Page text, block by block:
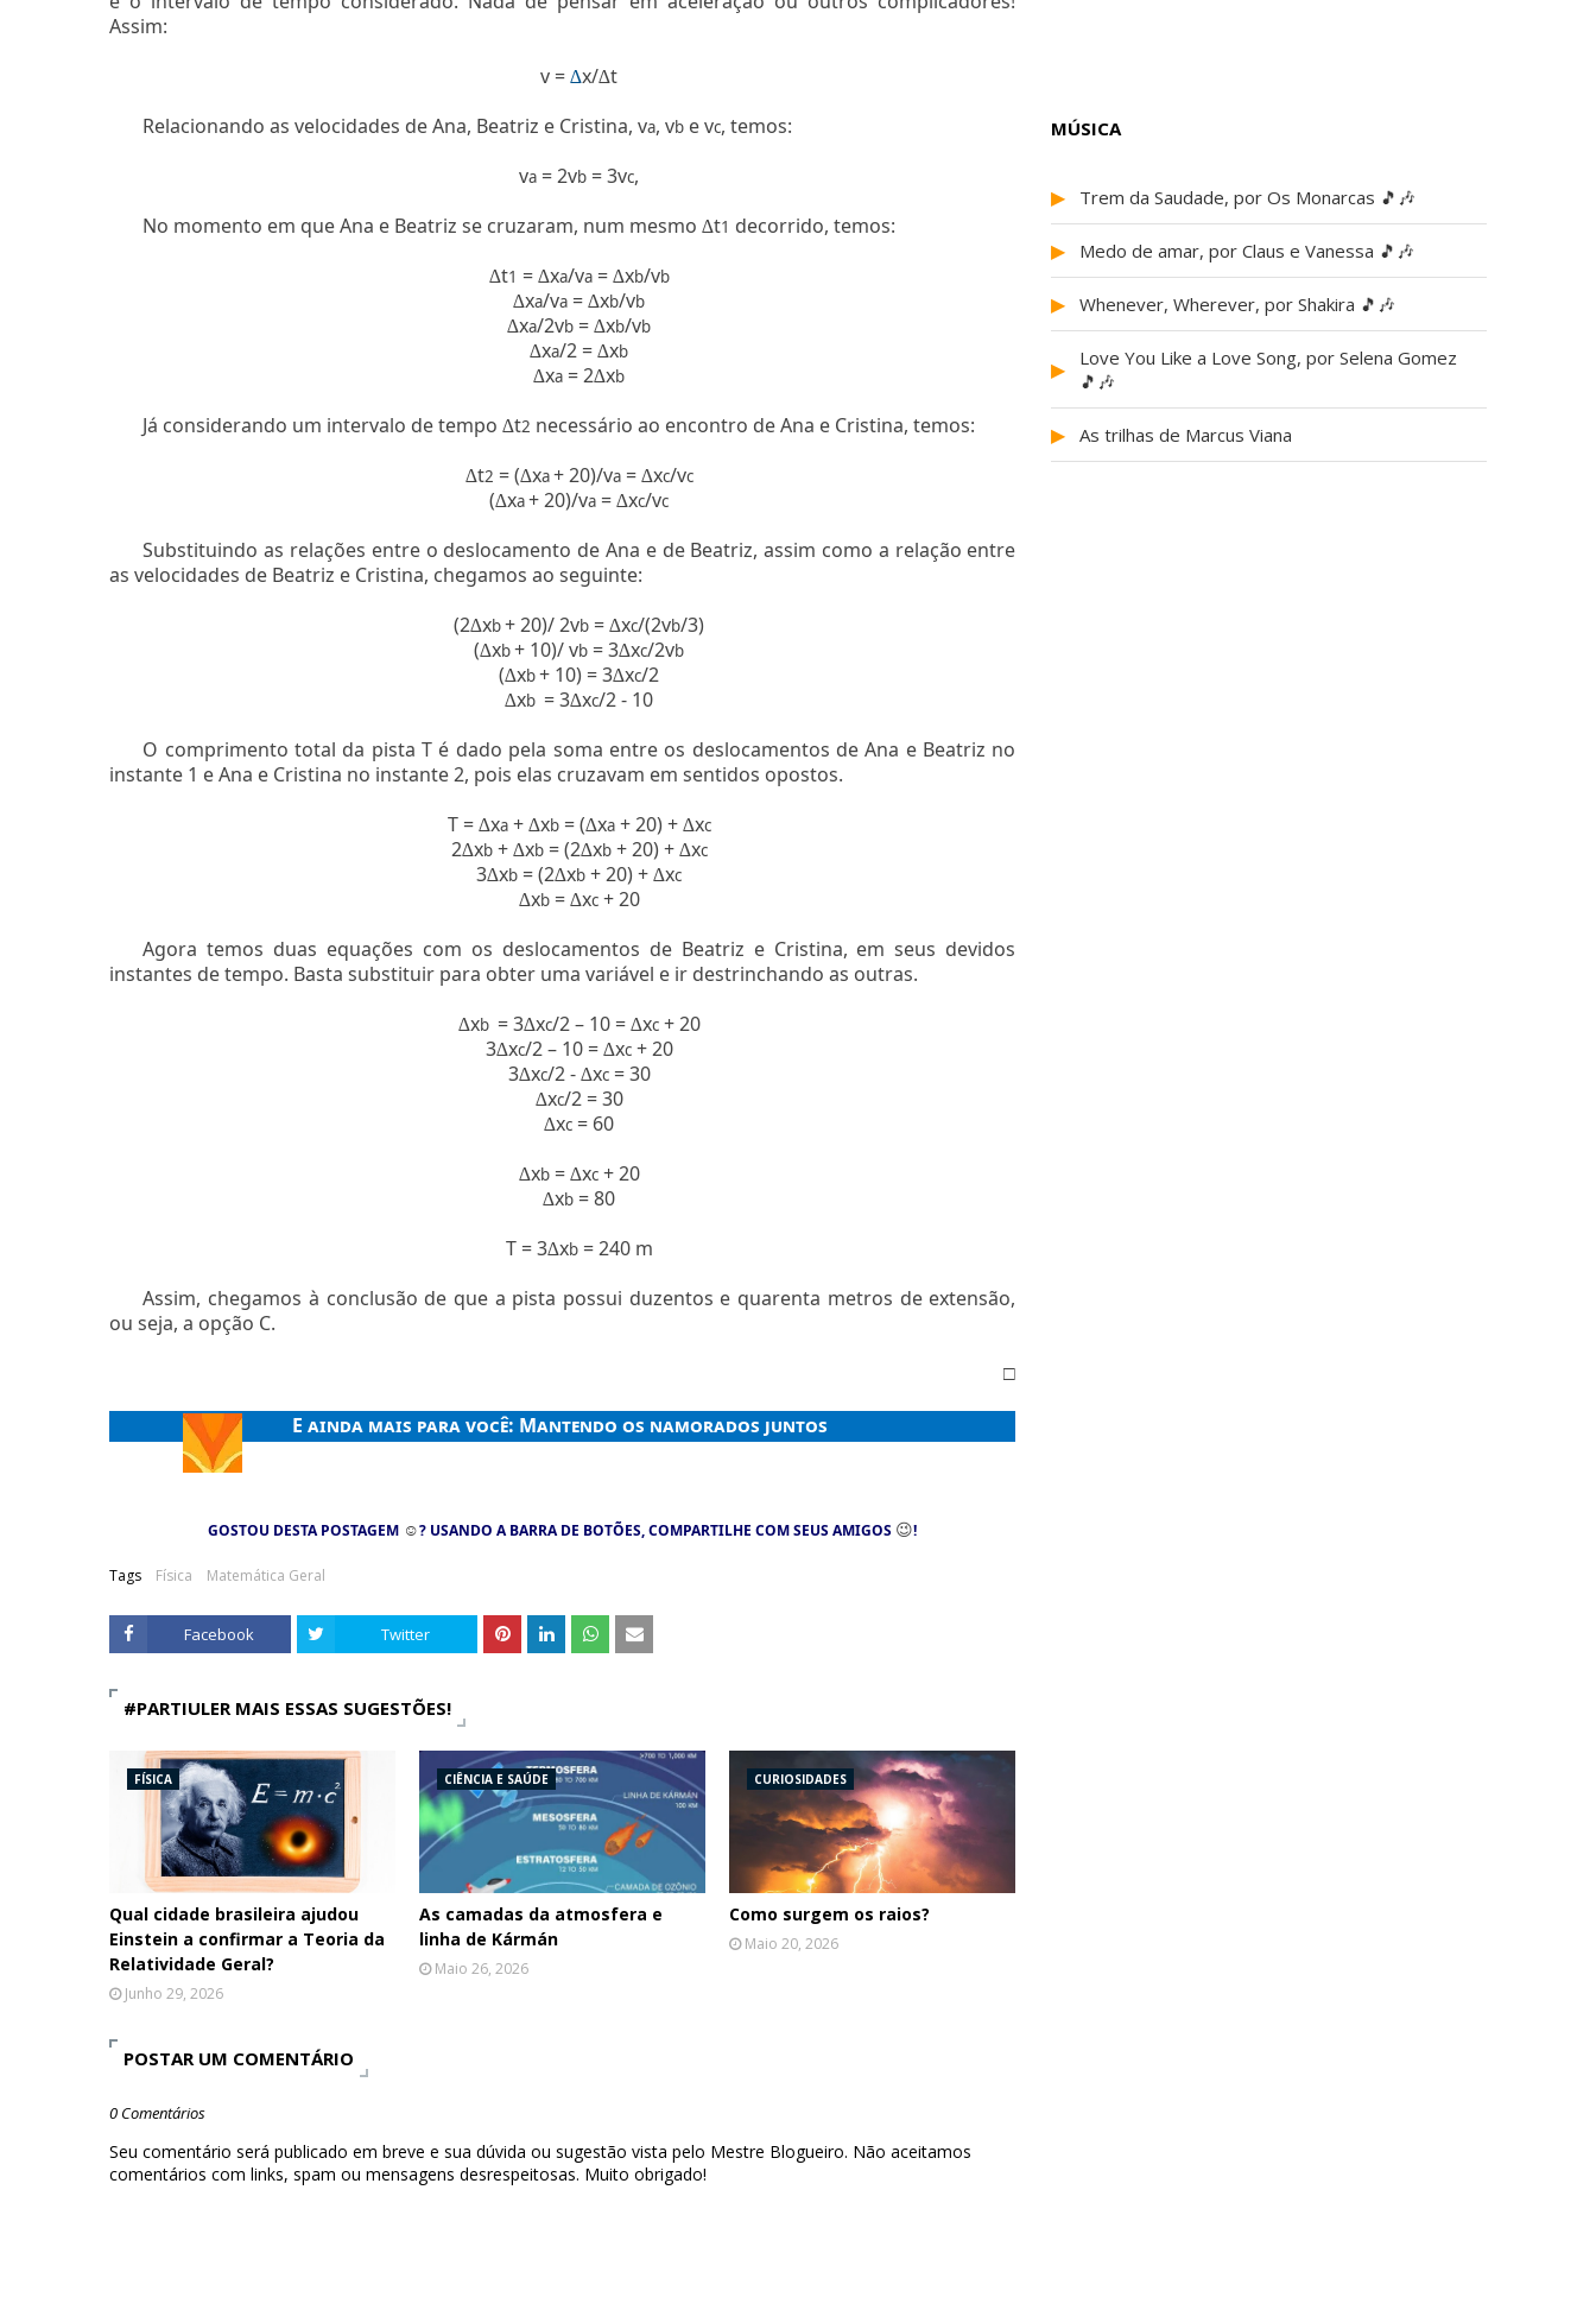
Assim:
v =∆x/∆t
Relacionando as velocidades de Ana, Beatriz e Cristina, va, vb e vc, temos:
va = 2vb = 3vc,
No momento em que Ana e Beatriz se cruzaram, num mesmo∆t1 decorrido, temos:
∆t1 = ∆xa/va= ∆xb/vb
∆xa/va =∆xb/vb
∆xa/2vb =∆xb/vb
∆xa/2 =∆xb
∆xa = 2∆xb
Já considerando um intervalo de tempo∆t2 necessário ao encontro de Ana e Cristina, temos:
∆t2 = (∆xa+ 20)/va= ∆xc/vc
(∆xa+ 20)/va =∆xc/vc
Substituindo as relações entre o deslocamento de Ana e de Beatriz, assim como a relação entre
as velocidades de Beatriz e Cristina, chegamos ao seguinte:
(2∆xb+ 20)/ 2vb =∆xc/(2vb/3)
(∆xb+ 10)/ vb = 3∆xc/2vb
(∆xb+ 10) = 3∆xc/2
∆xb = 3∆xc/2 - 10
O comprimento total da pista T é dado pela soma entre os deslocamentos de Ana e Beatriz no
instante 1 e Ana e Cristina no instante 2, pois elas cruzavam em sentidos opostos.
T = ∆xa+ ∆xb= (∆xa+ 20) + ∆xc
2∆xb+ ∆xb= (2∆xb+ 20) + ∆xc
3∆xb = (2∆xb + 20) +∆xc
∆xb= ∆xc+ 20
Agora temos duas equações com os deslocamentos de Beatriz e Cristina, em seus devidos
instantes de tempo. Basta substituir para obter uma variável e ir destrinchando as outras.
∆xb = 3∆xc/2 – 10 = ∆xc+ 20
3∆xc/2 – 10 = ∆xc+ 20
3∆xc/2 - ∆xc= 30
∆xc/2 = 30
∆xc = 60
∆xb= ∆xc+ 20
∆xb = 80
T = 3∆xb= 240 m
Assim, chegamos à conclusão de que a pista possui duzentos e quarenta metros de extensão,
ou seja, a opção C.
□
E ainda mais para você: Mantendo os namorados juntos
GOSTOU DESTA POSTAGEM ☺? USANDO A BARRA DE BOTÕES, COMPARTILHE COM SEUS AMIGOS 😉!
Tags Física Matemática Geral
Facebook Twitter
#PARTIULER MAIS ESSAS SUGESTÕES!
FÍSICA
Qual cidade brasileira ajudou
Einstein a confirmar a Teoria da
Relatividade Geral?
Junho 29, 2026
CIÊNCIA E SAÚDE
As camadas da atmosfera e
linha de Kármán
Maio 26, 2026
CURIOSIDADES
Como surgem os raios?
Maio 20, 2026
POSTAR UM COMENTÁRIO
0 Comentários
Seu comentário será publicado em breve e sua dúvida ou sugestão vista pelo Mestre Blogueiro. Não aceitamos
comentários com links, spam ou mensagens desrespeitosas. Muito obrigado!
MÚSICA
▶ Trem da Saudade, por Os Monarcas 🎵🎶
▶ Medo de amar, por Claus e Vanessa 🎵🎶
▶ Whenever, Wherever, por Shakira 🎵🎶
▶
Love You Like a Love Song, por Selena Gomez
🎵🎶
▶ As trilhas de Marcus Viana